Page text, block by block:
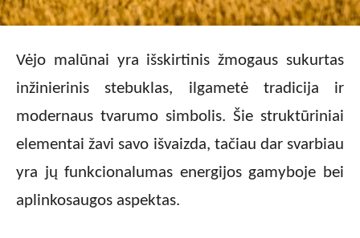
Vėjo malūnai yra išskirtinis žmogaus sukurtas
inžinierinis stebuklas, ilgametė tradicija ir
modernaus tvarumo simbolis. Šie struktūriniai
elementai žavi savo išvaizda, tačiau dar svarbiau
yra jų funkcionalumas energijos gamyboje bei
aplinkosaugos aspektas.